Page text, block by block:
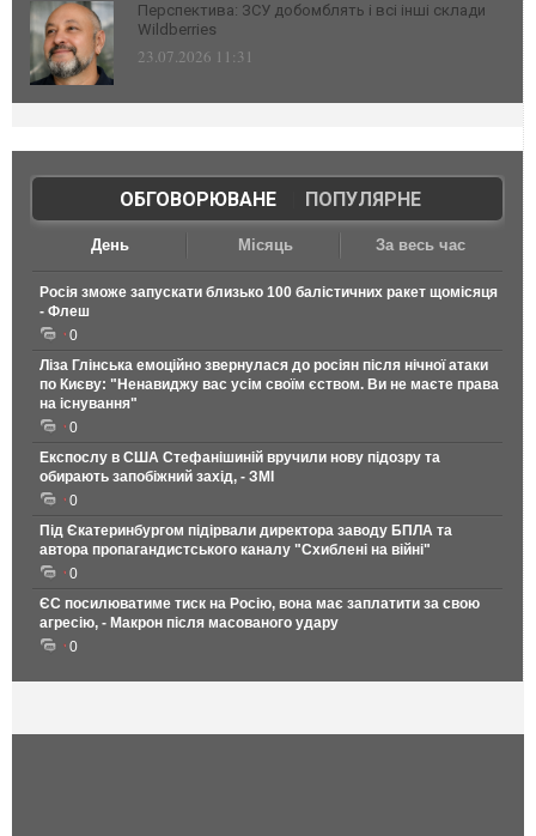
Перспектива: ЗСУ добомблять і всі інші склади
Wildberries
23.07.2026 11:31
ОБГОВОРЮВАНЕ| ПОПУЛЯРНЕ
День Місяць За весь час
Росія зможе запускати близько 100 балістичних ракет щомісяця
- Флеш
0
Ліза Глінська емоційно звернулася до росіян після нічної атаки
по Києву: "Ненавиджу вас усім своїм єством. Ви не маєте права
на існування"
0
Експослу в США Стефанішиній вручили нову підозру та
обирають запобіжний захід, - ЗМІ
0
Під Єкатеринбургом підірвали директора заводу БПЛА та
автора пропагандистського каналу "Схиблені на війні"
0
ЄС посилюватиме тиск на Росію, вона має заплатити за свою
агресію, - Макрон після масованого удару
0